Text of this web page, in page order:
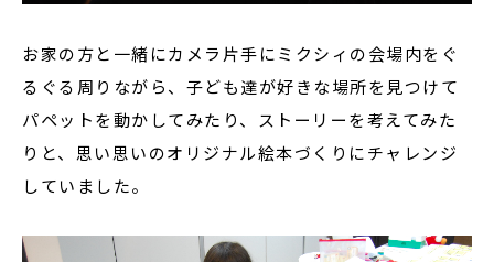
お家の方と一緒にカメラ片手にミクシィの会場内をぐ
るぐる周りながら、子ども達が好きな場所を見つけて
パペットを動かしてみたり、ストーリーを考えてみた
りと、思い思いのオリジナル絵本づくりにチャレンジ
していました。